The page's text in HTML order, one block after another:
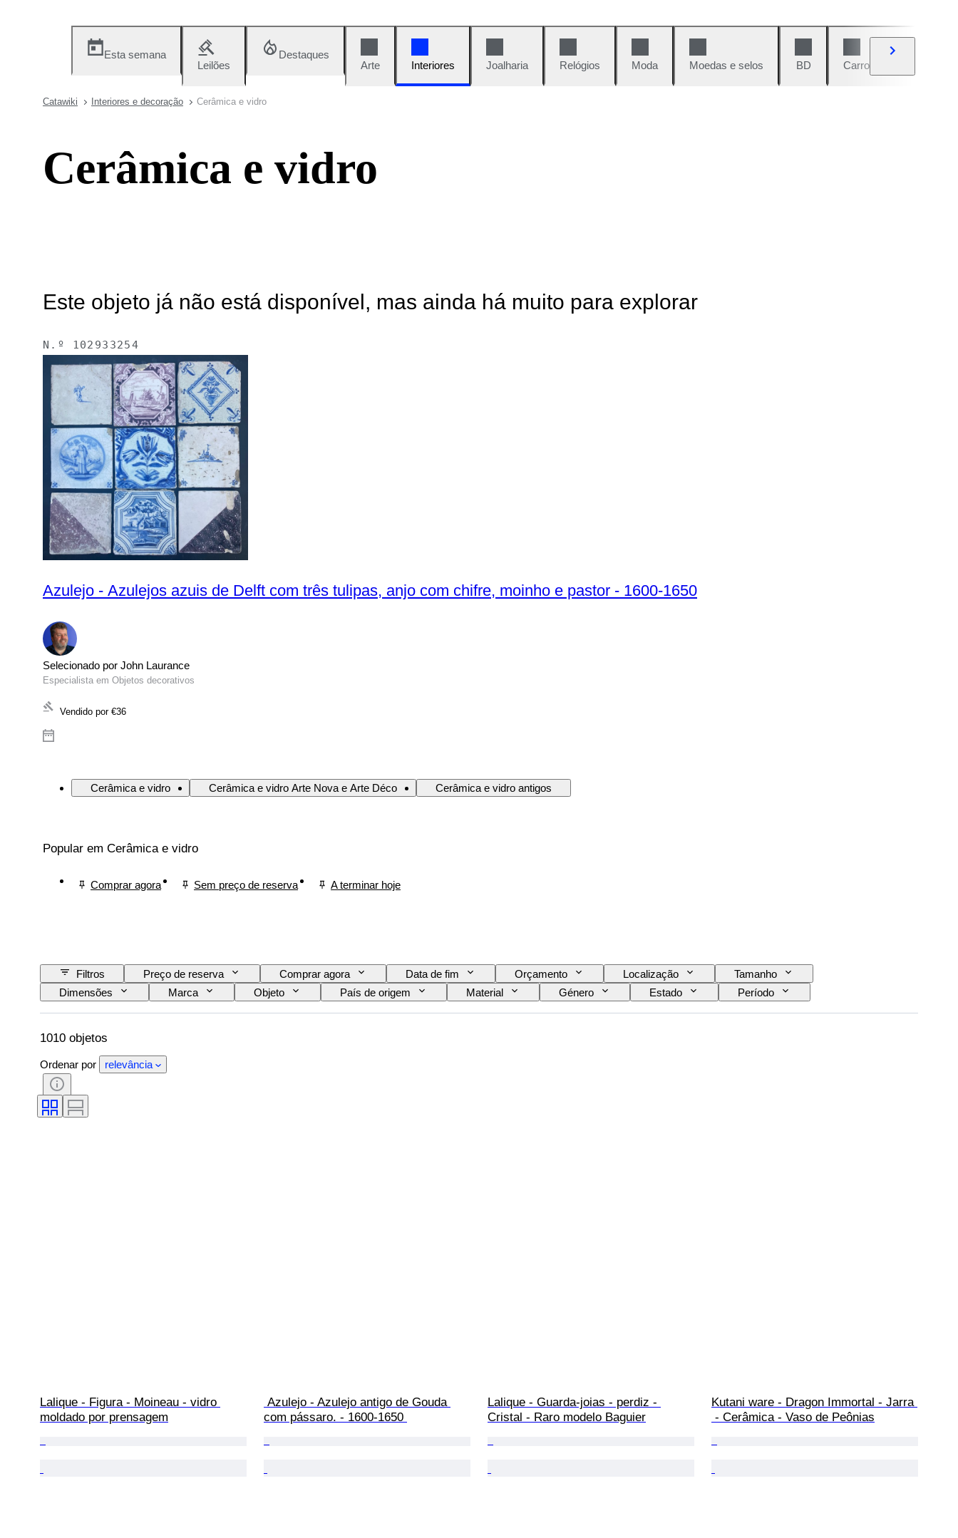
Esta semana
Leilões
Destaques
Arte
Interiores Joalharia Relógios Moda Moedas e selos BD Carros e motos
Catawiki Interiores e decoração Cerâmica e vidro
Cerâmica e vidro
Este objeto já não está disponível, mas ainda há muito para explorar
N.º 102933254
Azulejo - Azulejos azuis de Delft com três tulipas, anjo com chifre, moinho e pastor - 1600-1650
Selecionado por John Laurance
Especialista em Objetos decorativos
Vendido por €36
Cerâmica e vidro Cerâmica e vidro Arte Nova e Arte Déco Cerâmica e vidro antigos
Popular em Cerâmica e vidro
Comprar agora Sem preço de reserva A terminar hoje
Filtros Preço de reserva Comprar agora Data de fim Orçamento Localização
Tamanho
Dimensões
Marca Objeto País de origem Material Género Estado
Período
Certificação
Llei Tema Estilo Assinatura Edição Cor Artista
Decoração
1010 objetos
Ordenar por relevância
Lalique - Figura - Moineau - vidro
moldado por prensagem
com pássaro. - 1600-1650
Lalique - Guarda-joias - perdiz -
Cristal - Raro modelo Baguier
Kutani ware - Dragon Immortal - Jarra
- Cerâmica - Vaso de Peônias